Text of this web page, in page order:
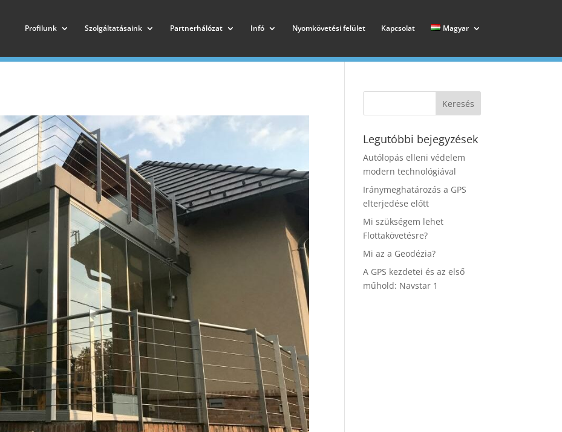
Profilunk Szolgáltatásaink Partnerhálózat Infó Nyomkövetési felület Kapcsolat Magyar
Legutóbbi bejegyzések
Autólopás elleni védelem
modern technológiával
Iránymeghatározás a GPS
elterjedése előtt
Mi szükségem lehet
Flottakövetésre?
Mi az a Geodézia?
A GPS kezdetei és az első
műhold: Navstar 1